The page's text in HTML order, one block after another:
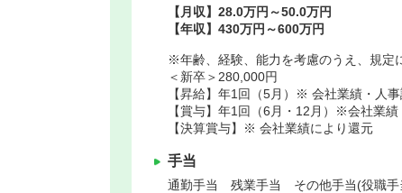
【月収】28.0万円～50.0万円
【年収】430万円～600万円
※年齢、経験、能力を考慮のうえ、規定
＜新卒＞280,000円
【昇給】年1回（5月）※ 会社業績・人
【賞与】年1回（6月・12月）※会社業績
【決算賞与】※ 会社業績により還元
手当
通勤手当 残業手当 その他手当(役職手